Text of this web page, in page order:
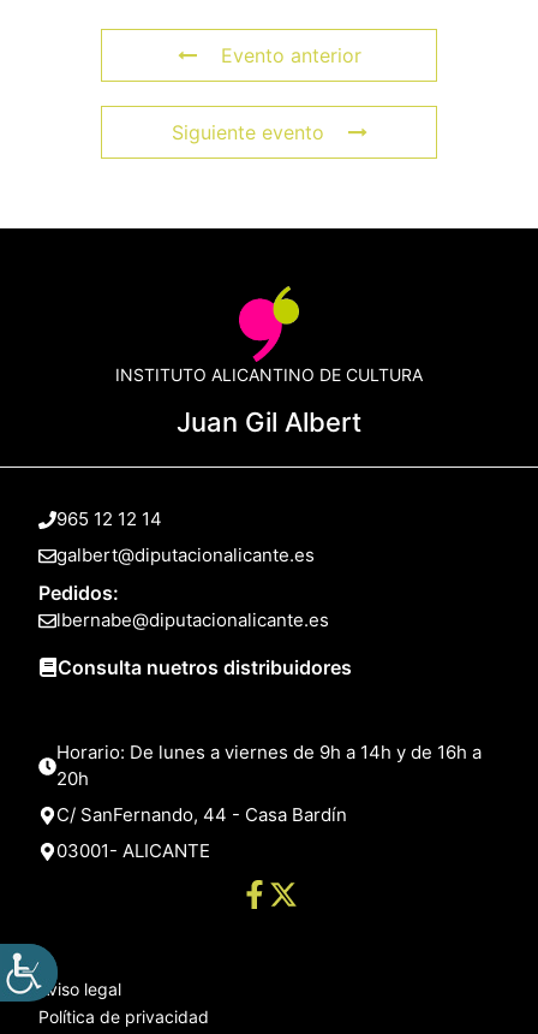
Evento anterior
Siguiente evento
INSTITUTO ALICANTINO DE CULTURA
Juan Gil Albert
965 12 12 14
galbert@diputacionalicante.es
Pedidos:
lbernabe@diputacionalicante.es
Consulta nuetros distribuidores
Horario: De lunes a viernes de 9h a 14h y de 16h a
20h
C/ SanFernando, 44 - Casa Bardín
03001- ALICANTE
Aviso legal
Política de privacidad